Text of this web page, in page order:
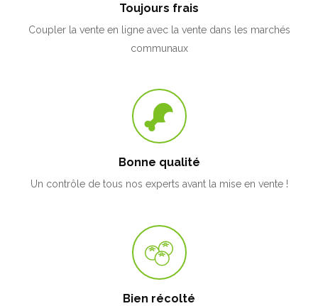
Toujours frais
Coupler la vente en ligne avec la vente dans les marchés
communaux
Bonne qualité
Un contrôle de tous nos experts avant la mise en vente !
Bien récolté